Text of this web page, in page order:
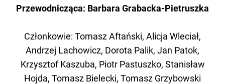
Przewodnicząca: Barbara Grabacka-Pietruszka
Członkowie: Tomasz Aftański, Alicja Wleciał,
Andrzej Lachowicz, Dorota Palik, Jan Patok,
Krzysztof Kaszuba, Piotr Pastuszko, Stanisław
Hojda, Tomasz Bielecki, Tomasz Grzybowski